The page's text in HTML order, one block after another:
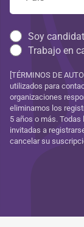
Soy
Trabajo en
[TÉRMINOS DE
utilizados para
organizaciones
eliminamos los
5 años o más.
invitadas a
cancelar su